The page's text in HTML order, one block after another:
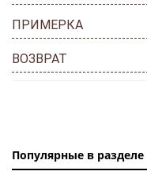
ПРИМЕРКА
ВОЗВРАТ
Популярные в разделе